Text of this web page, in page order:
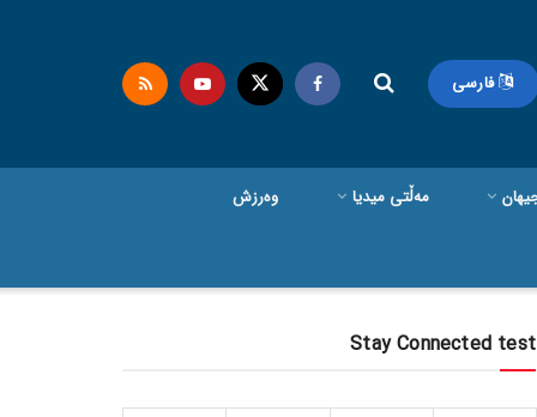
فارسی
مەڵتی میدیا وەرزش
Stay Connected test